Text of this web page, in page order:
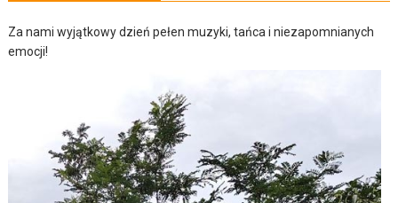
Za nami wyjątkowy dzień pełen muzyki, tańca i niezapomnianych
emocji!